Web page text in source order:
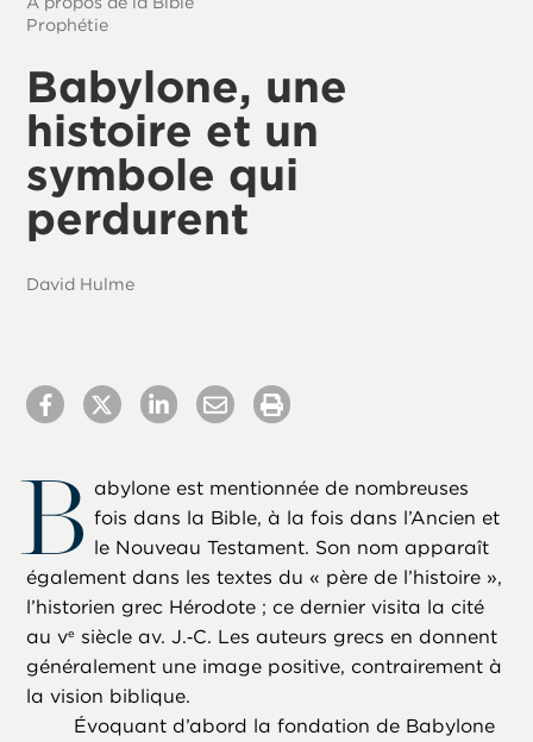
Prophétie
Babylone, une
histoire et un
symbole qui
perdurent
David Hulme
B abylone est mentionnée de nombreuses
fois dans la Bible, à la fois dans l’Ancien et
le Nouveau Testament. Son nom apparaît
également dans les textes du « père de l’histoire »,
l’historien grec Hérodote ; ce dernier visita la cité
au ve siècle av. J.‑C. Les auteurs grecs en donnent
généralement une image positive, contrairement à
la vision biblique.
Évoquant d’abord la fondation de Babylone